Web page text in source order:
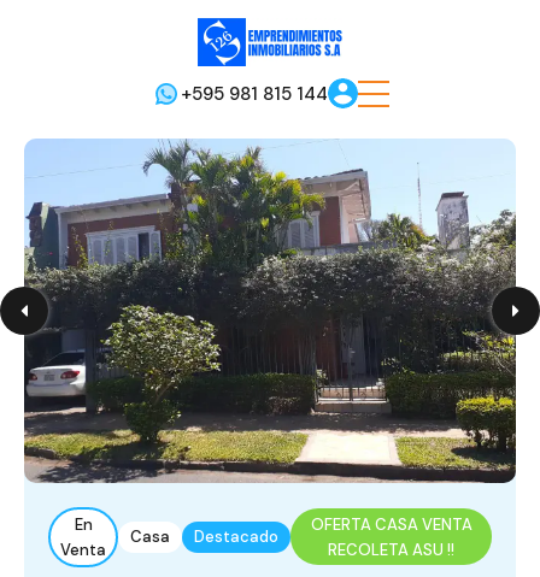
+595 981 815 144
En
Venta
Casa Destacado
OFERTA CASA VENTA
RECOLETA ASU !!